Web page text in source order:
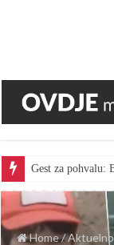
Gest za pohvalu:
Home/Aktuelno